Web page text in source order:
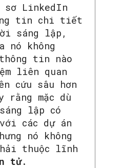
sơ LinkedIn
tin chi tiết
sáng lập,
nó không
tin nào
liên quan
cứu sâu hơn
rằng mặc dù
lập có
các dự án
nó không
thuộc lĩnh
tử.